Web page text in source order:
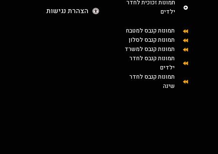
תמונות זכוכית לחדר
ילדים
תמונות קנבס למטבח
תמונות קנבס לסלון
תמונות קנבס למשרד
תמונות קנבס לחדר
ילדים
תמונות קנבס לחדר
שינה
הצהרת נגישות